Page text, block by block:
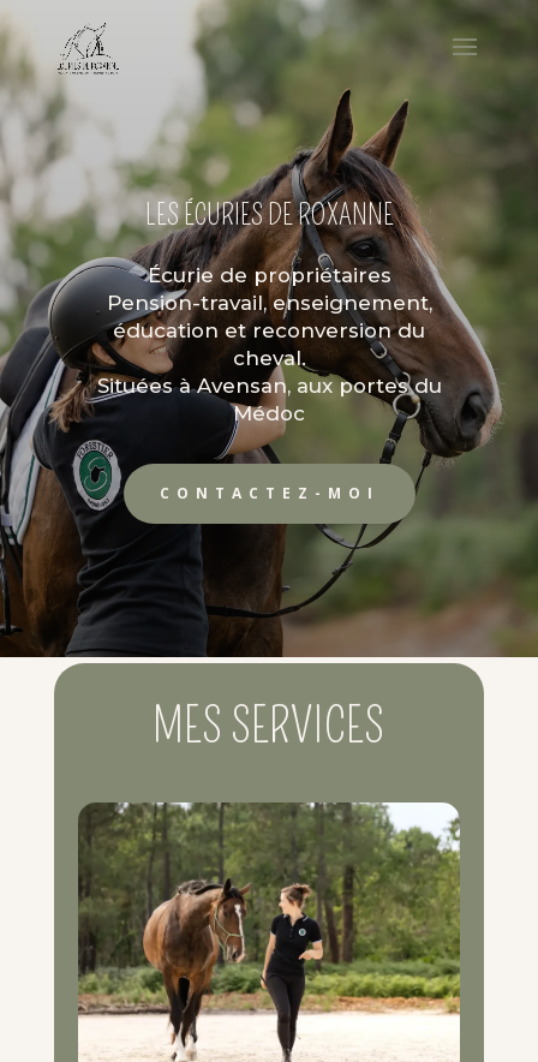
LES ÉCURIES DE ROXANNE
Écurie de propriétaires
Pension-travail, enseignement,
éducation et reconversion du
cheval.
Situées à Avensan, aux portes du
Médoc
CONTACTEZ-MOI
MES SERVICES